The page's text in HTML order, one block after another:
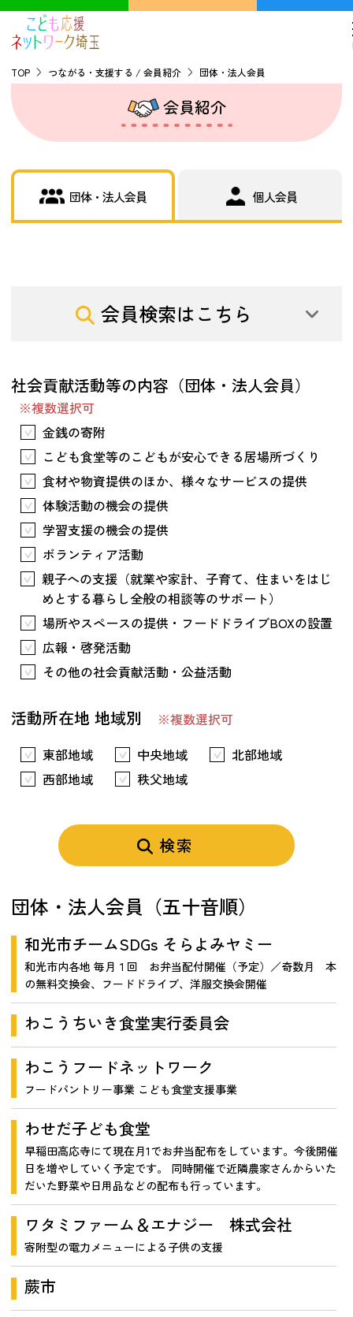
新着情報
会員登録
探す
バーチャルユースセンター
会員募集
会員紹介
マッチング掲示板
お金を寄付する（埼玉県社会福祉協議会HP）
立ち上げる・運営する
居場所づくりアドバイザー
資料・動画
助成金情報
TOP つながる・支援する / 会員紹介 団体・法人会員
会員紹介
団体・法人会員 個人会員
会員検索はこちら
社会貢献活動等の内容（団体・法人会員）
※複数選択可
金銭の寄附
こども食堂等のこどもが安心できる居場所づくり
食材や物資提供のほか、様々なサービスの提供
体験活動の機会の提供
学習支援の機会の提供
ボランティア活動
親子への支援（就業や家計、子育て、住まいをはじ
めとする暮らし全般の相談等のサポート）
場所やスペースの提供・フードドライブBOXの設置
広報・啓発活動
その他の社会貢献活動・公益活動
活動所在地 地域別
※複数選択可
東部地域
中央地域
北部地域
西部地域
秩父地域
検索
団体・法人会員（五十音順）
和光市チームSDGs そらよみヤミー
和光市内各地 毎月１回 お弁当配付開催（予定）／奇数月 本
の無料交換会、フードドライブ、洋服交換会開催
わこうちいき食堂実行委員会
わこうフードネットワーク
フードパントリー事業 こども食堂支援事業
わせだ子ども食堂
早稲田高応寺にて現在月1でお弁当配布をしています。今後開催
日を増やしていく予定です。 同時開催で近隣農家さんからいた
だいた野菜や日用品などの配布も行っています。
ワタミファーム＆エナジー 株式会社
寄附型の電力メニューによる子供の支援
蕨市